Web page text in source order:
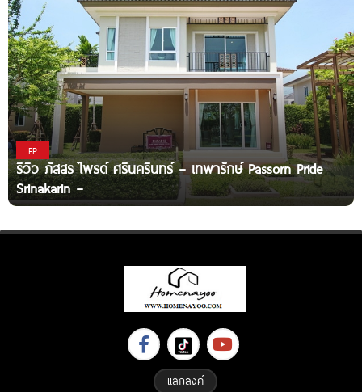
EP
รีวิว ภัสสร ไพรด์ ศรีนครินทร์ – เทพารักษ์ Passorn Pride
Srinakarin –
แลกลิงค์